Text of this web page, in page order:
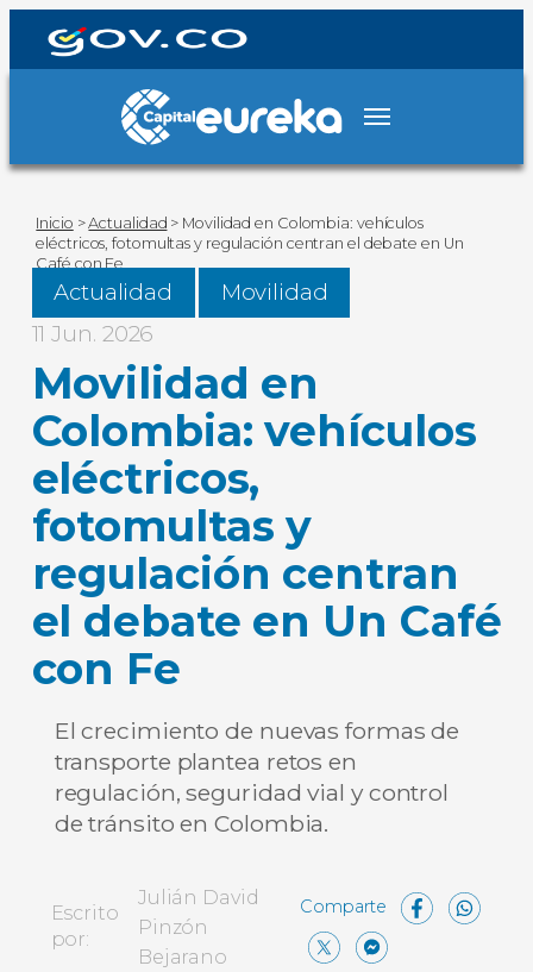
Inicio >Actualidad > Movilidad en Colombia: vehículos
eléctricos, fotomultas y regulación centran el debate en Un
Café con Fe
Actualidad
Movilidad
11 Jun. 2026
Movilidad en
Colombia: vehículos
eléctricos,
fotomultas y
regulación centran
el debate en Un Café
con Fe
El crecimiento de nuevas formas de
transporte plantea retos en
regulación, seguridad vial y control
de tránsito en Colombia.
Escrito
por:
Julián David
Pinzón
Bejarano
X